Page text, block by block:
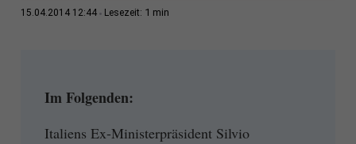
15.04.2014 12:44 Lesezeit: 1 min
Im Folgenden:
Italiens Ex-Ministerpräsident Silvio